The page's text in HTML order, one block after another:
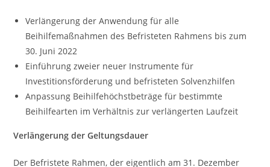
Verlängerung der Anwendung für alle
Beihilfemaßnahmen des Befristeten Rahmens bis zum
30. Juni 2022
Einführung zweier neuer Instrumente für
Investitionsförderung und befristeten Solvenzhilfen
Anpassung Beihilfehöchstbeträge für bestimmte
Beihilfearten im Verhältnis zur verlängerten Laufzeit
Verlängerung der Geltungsdauer
Der Befristete Rahmen, der eigentlich am 31. Dezember